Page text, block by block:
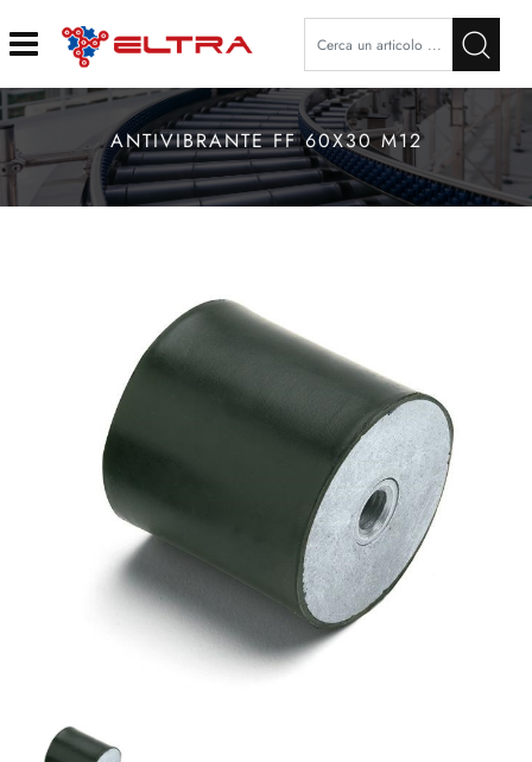
Open
ANTIVIBRANTE FF 60X30 M12